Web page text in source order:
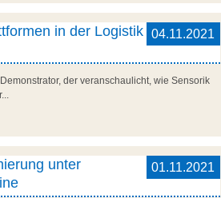
04.11.2021
in der Logistik
der veranschaulicht, wie Sensorik
01.11.2021
unter